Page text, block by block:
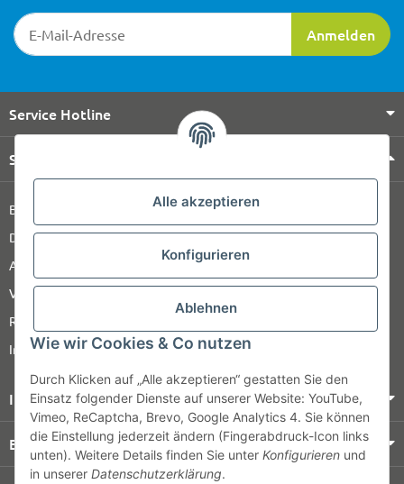
Alle akzeptieren
Konfigurieren
Ablehnen
Wie wir Cookies & Co nutzen
Durch Klicken auf „Alle akzeptieren“ gestatten Sie den
Einsatz folgender Dienste auf unserer Website: YouTube,
Vimeo, ReCaptcha, Brevo, Google Analytics 4. Sie können
die Einstellung jederzeit ändern (Fingerabdruck-Icon links
unten). Weitere Details finden Sie unter Konfigurieren und
in unserer Datenschutzerklärung.
Newsletter-Registrierung
Anmelden
Service Hotline
Shop Service
Barrierefreiheitserklärung
Datenschutz
AGB
Versandinformationen
Retour
Impressum
Informationen
Bezahlung & Versand